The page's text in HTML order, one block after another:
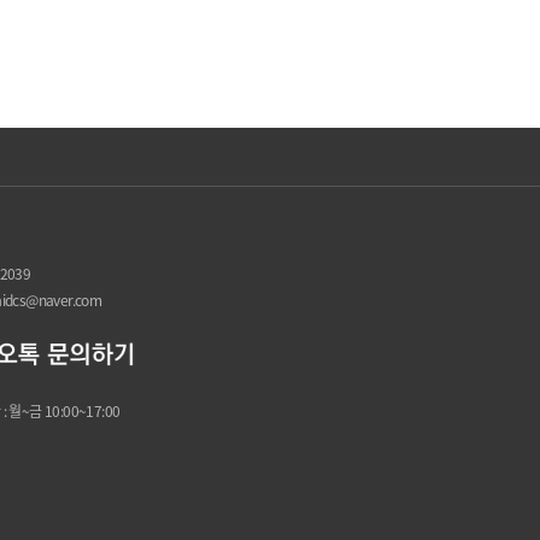
: 월~금 10:00~17:00